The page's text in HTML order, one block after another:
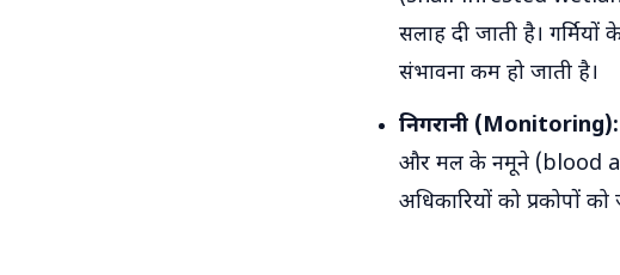
सलाह दी जाती है। गर्मियों
संभावना कम हो जाती है।
निगरानी (Monitoring):
और मल के नमूने (blood and
अधिकारियों को प्रकोपों